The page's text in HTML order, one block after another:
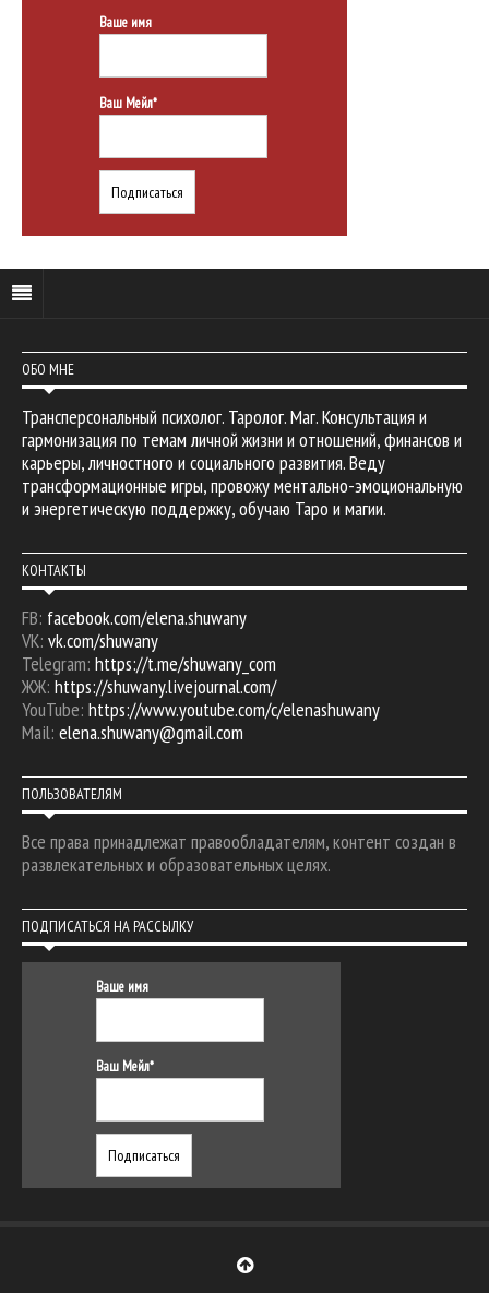
Ваше имя
Ваш Мейл*
ОБО МНЕ
Трансперсональный психолог. Таролог. Маг. Консультация и
гармонизация по темам личной жизни и отношений, финансов и
карьеры, личностного и социального развития. Веду
трансформационные игры, провожу ментально-эмоциональную
и энергетическую поддержку, обучаю Таро и магии.
КОНТАКТЫ
FB: facebook.com/elena.shuwany
VK: vk.com/shuwany
Telegram: https://t.me/shuwany_com
ЖЖ: https://shuwany.livejournal.com/
YouTube: https://www.youtube.com/c/elenashuwany
Mail: elena.shuwany@gmail.com
ПОЛЬЗОВАТЕЛЯМ
Все права принадлежат правообладателям, контент создан в
развлекательных и образовательных целях.
ПОДПИСАТЬСЯ НА РАССЫЛКУ
Ваше имя
Ваш Мейл*